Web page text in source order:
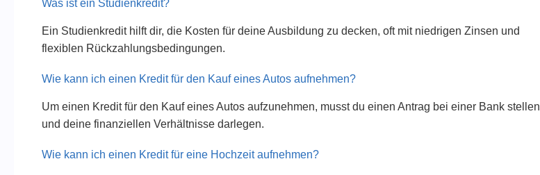
Was ist ein Studienkredit?
Ein Studienkredit hilft dir, die Kosten für deine Ausbildung zu decken, oft mit niedrigen Zinsen und
flexiblen Rückzahlungsbedingungen.
Wie kann ich einen Kredit für den Kauf eines Autos aufnehmen?
Um einen Kredit für den Kauf eines Autos aufzunehmen, musst du einen Antrag bei einer Bank stellen
und deine finanziellen Verhältnisse darlegen.
Wie kann ich einen Kredit für eine Hochzeit aufnehmen?